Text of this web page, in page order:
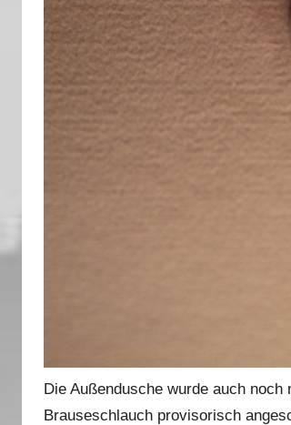
Die Außendusche wurde auch
Brauseschlauch provisorisch